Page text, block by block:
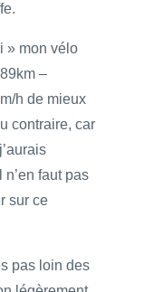
» mon vélo
–
h de mieux
contraire, car
faut pas
sur ce
pas loin des